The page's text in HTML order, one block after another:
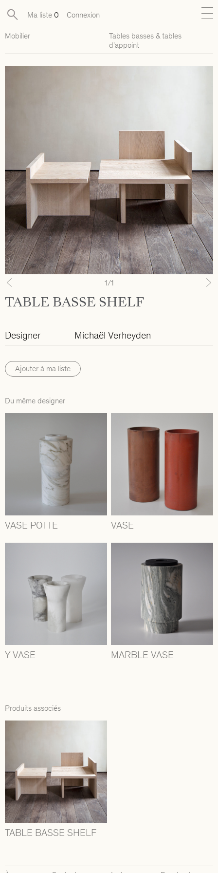
Journal
À propos Contact Presse EN FR
Mobilier
Tables basses & tables
d'appoint
Previous 1/1
TABLE BASSE SHELF
Designer Michaël Verheyden
Ajouter à ma liste
Du même designer
VASE POTTE VASE
Y VASE MARBLE VASE
Produits associés
TABLE BASSE SHELF
Ma liste 0 Connexion